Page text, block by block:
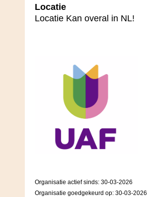
Locatie
Locatie Kan overal in NL!
Organisatie actief sinds: 30-03-2026
Organisatie goedgekeurd op: 30-03-2026